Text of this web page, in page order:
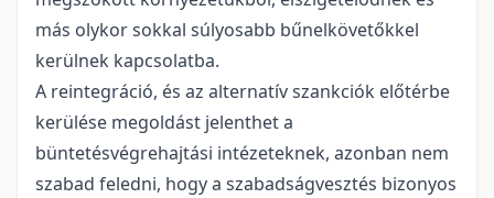
más olykor sokkal súlyosabb bűnelkövetőkkel
kerülnek kapcsolatba.
A reintegráció, és az alternatív szankciók előtérbe
kerülése megoldást jelenthet a
büntetésvégrehajtási intézeteknek, azonban nem
szabad feledni, hogy a szabadságvesztés bizonyos